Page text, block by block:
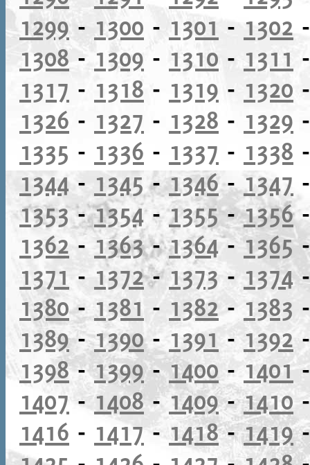
1299- 1300 - 1301 - 1302
1308- 1309 - 1310 - 1311
1317 - 1318 - 1319 - 1320
1326 - 1327 - 1328 - 1329
1335 - 1336 - 1337 - 1338
1344 - 1345 -1346-1347
1353-1354-1355-1356
1362 - 1363-1364-1365
1371 - 1372-1373- 1374
1380- 1381 - 1382 - 1383
1389-1390-1391 -1392
1398-1399-1400 -1401
1407 - 1408-1409-1410
1416 - 1417-1418-1419